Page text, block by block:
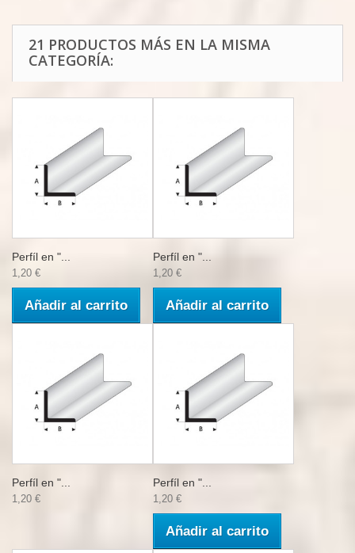
21 PRODUCTOS MÁS EN LA MISMA
CATEGORÍA:
Perfíl en "...
1,20 €
Añadir al carrito
Perfíl en "...
1,20 €
Añadir al carrito
Perfíl en "...
1,20 €
Perfíl en "...
1,20 €
Añadir al carrito